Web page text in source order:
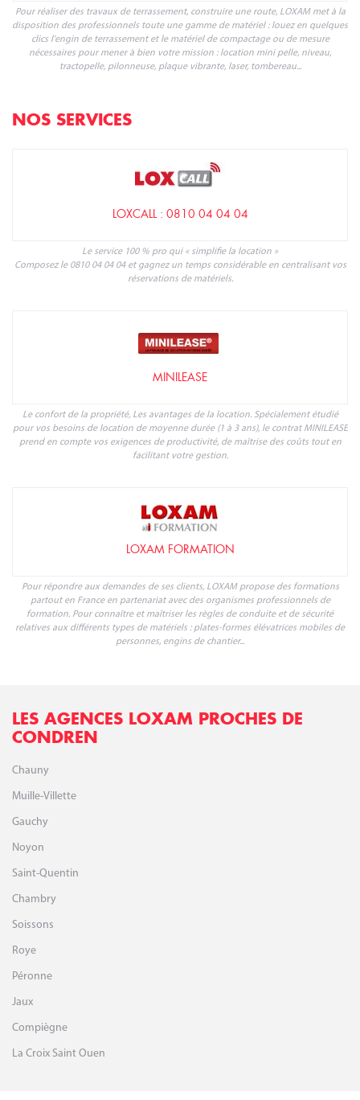
Pour réaliser des travaux de terrassement, construire une route, LOXAM met à la
disposition des professionnels toute une gamme de matériel : louez en quelques
clics l'engin de terrassement et le matériel de compactage ou de mesure
nécessaires pour mener à bien votre mission : location mini pelle, niveau,
tractopelle, pilonneuse, plaque vibrante, laser, tombereau...
NOS SERVICES
LOXCALL : 0810 04 04 04
Le service 100 % pro qui « simplifie la location »
Composez le 0810 04 04 04 et gagnez un temps considérable en centralisant vos
réservations de matériels.
MINILEASE
Le confort de la propriété, Les avantages de la location. Spécialement étudié
pour vos besoins de location de moyenne durée (1 à 3 ans), le contrat MINILEASE
prend en compte vos exigences de productivité, de maîtrise des coûts tout en
facilitant votre gestion.
LOXAM FORMATION
Pour répondre aux demandes de ses clients, LOXAM propose des formations
partout en France en partenariat avec des organismes professionnels de
formation. Pour connaître et maîtriser les règles de conduite et de sécurité
relatives aux différents types de matériels : plates-formes élévatrices mobiles de
personnes, engins de chantier...
LES AGENCES LOXAM PROCHES DE
CONDREN
Chauny
Muille-Villette
Gauchy
Noyon
Saint-Quentin
Chambry
Soissons
Roye
Péronne
Jaux
Compiègne
La Croix Saint Ouen